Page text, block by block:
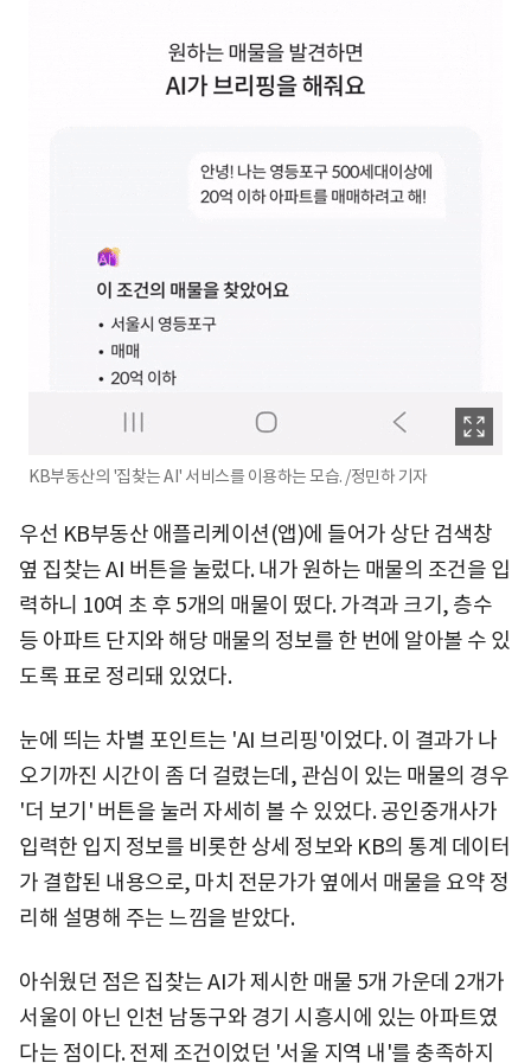
KB부동산의 '집찾는 AI' 서비스를 이용하는 모습. /정민하 기자
우선 KB부동산 애플리케이션(앱)에 들어가 상단 검색창
옆 집찾는 AI 버튼을 눌렀다. 내가 원하는 매물의 조건을 입
력하니 10여 초 후 5개의 매물이 떴다. 가격과 크기, 층수
등 아파트 단지와 해당 매물의 정보를 한 번에 알아볼 수 있
도록 표로 정리돼 있었다.
눈에 띄는 차별 포인트는 'AI 브리핑'이었다. 이 결과가 나
오기까진 시간이 좀 더 걸렸는데, 관심이 있는 매물의 경우
'더 보기' 버튼을 눌러 자세히 볼 수 있었다. 공인중개사가
입력한 입지 정보를 비롯한 상세 정보와 KB의 통계 데이터
가 결합된 내용으로, 마치 전문가가 옆에서 매물을 요약 정
리해 설명해 주는 느낌을 받았다.
아쉬웠던 점은 집찾는 AI가 제시한 매물 5개 가운데 2개가
서울이 아닌 인천 남동구와 경기 시흥시에 있는 아파트였
다는 점이다. 전제 조건이었던 '서울 지역 내'를 충족하지